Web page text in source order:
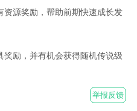
资源奖励，帮助前期快速成长发
奖励，并有机会获得随机传说级
举报反馈